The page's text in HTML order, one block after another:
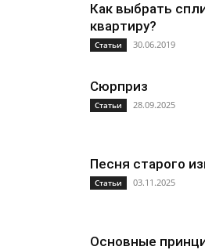
Как выбрать
квартиру?
Статьи 30.06.2019
Сюрприз
Статьи 28.09.2025
Песня старого
Статьи 03.11.2025
Основные